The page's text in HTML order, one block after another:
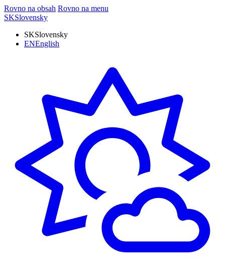
Rovno na obsah Rovno na menu
SKSlovensky
SKSlovensky
ENEnglish